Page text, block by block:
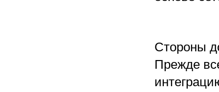
Стороны
Прежде